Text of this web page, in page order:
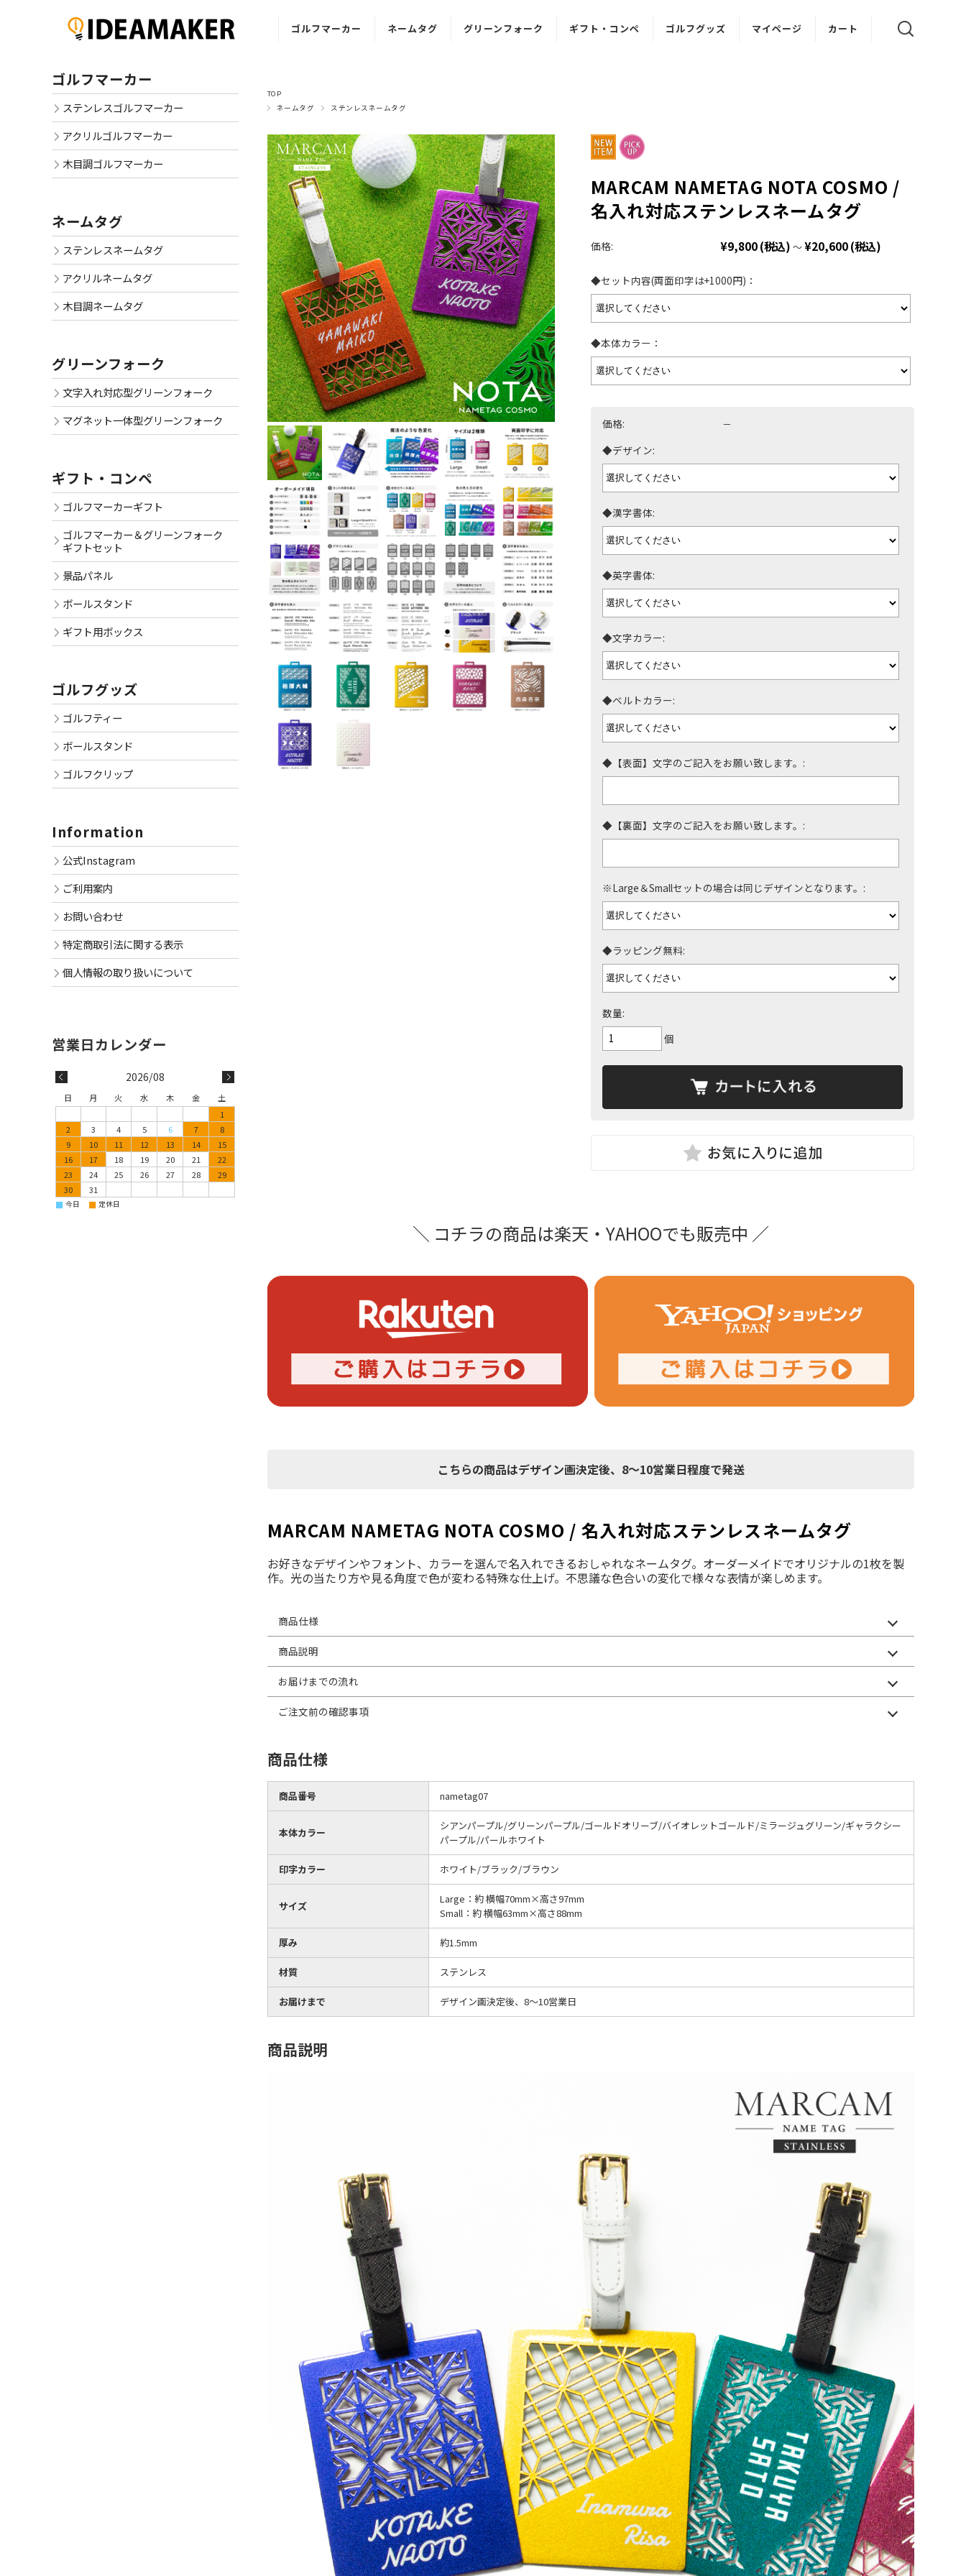
ゴルフマーカー
アクリル
木目調
ゴルフマーカー
ネームタグ
アクリル
木目調
ネームタグ
グリーンフォーク ギフト・コンペ
景品パネル
ギフト用
ゴルフグッズ マイページ カート
TOP
ネームタグ
ステンレスネームタグ
MARCAM NAMETAG NOTA COSMO /
名入れ対応ステンレスネームタグ
価格: ¥9,800(税込) ～ ¥20,600(税込)
◆セット内容(両面印字は+1000円)：
◆本体カラー：
価格: －
◆デザイン:
◆漢字書体:
◆英字書体:
◆文字カラー:
◆ベルトカラー:
◆【表面】文字のご記入をお願い致します。:
◆【裏面】文字のご記入をお願い致します。:
※Large＆Smallセットの場合は同じデザインとなります。:
◆ラッピング無料:
数量:
個
＼ コチラの商品は楽天・YAHOOでも販売中 ／
こちらの商品はデザイン画決定後、8～10営業日程度で発送
MARCAM NAMETAG NOTA COSMO / 名入れ対応ステンレスネームタグ
お好きなデザインやフォント、カラーを選んで名入れできるおしゃれなネームタグ。オーダーメイドでオリジナルの1枚を製
作。光の当たり方や見る角度で色が変わる特殊な仕上げ。不思議な色合いの変化で様々な表情が楽しめます。
商品仕様
商品説明
お届けまでの流れ
ご注文前の確認事項
商品仕様
商品番号 nametag07
本体カラー
シアンパープル/グリーンパープル/ゴールドオリーブ/バイオレットゴールド/ミラージュグリーン/ギャラクシー
パープル/パールホワイト
印字カラー ホワイト/ブラック/ブラウン
サイズ
Large：約 横幅70mm×高さ97mm
Small：約 横幅63mm×高さ88mm
厚み 約1.5mm
材質 ステンレス
お届けまで デザイン画決定後、8～10営業日
商品説明
ゴルフマーカー
ステンレスゴルフマーカー
アクリルゴルフマーカー
木目調ゴルフマーカー
ネームタグ
ステンレスネームタグ
アクリルネームタグ
木目調ネームタグ
グリーンフォーク
文字入れ対応型グリーンフォーク
マグネット一体型グリーンフォーク
ギフト・コンペ
ゴルフマーカーギフト
ゴルフマーカー＆グリーンフォーク
ギフトセット
景品パネル
ボールスタンド
ギフト用ボックス
ゴルフグッズ
ゴルフティー
ボールスタンド
ゴルフクリップ
Information
公式Instagram
ご利用案内
お問い合わせ
特定商取引法に関する表示
個人情報の取り扱いについて
2026/08
日 月 火 水 木 金
土
1
2
3 4 5 6 7
8
9
10 11 12 13 14
15
16
17 18 19 20 21
22
23
24 25 26 27 28
29
30
31
■ 今日 ■ 定休日